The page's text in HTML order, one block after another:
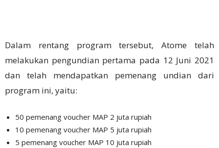
Dalam rentang program tersebut, Atome telah
melakukan pengundian pertama pada 12 Juni 2021
dan telah mendapatkan pemenang undian dari
program ini, yaitu:
50 pemenang voucher MAP 2 juta rupiah
10 pemenang voucher MAP 5 juta rupiah
5 pemenang voucher MAP 10 juta rupiah